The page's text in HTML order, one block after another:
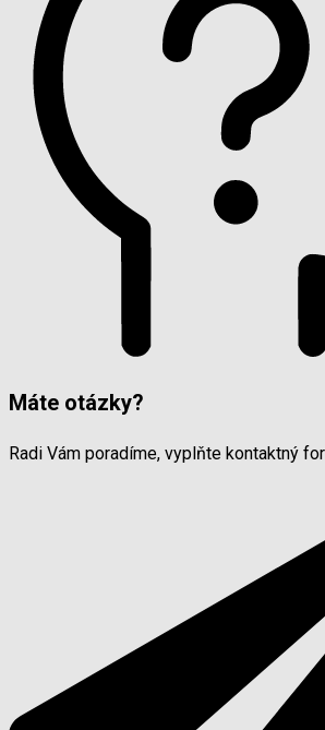
Máte otázky?
Radi Vám poradíme, vyplňte kontaktný